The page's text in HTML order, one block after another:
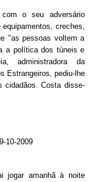
o seu adversário
creches,
"as pessoas voltem a
a política dos túneis e
administradora da
Estrangeiros, pediu-lhe
cidadãos. Costa disse-
10-2009
jogar amanhã à noite